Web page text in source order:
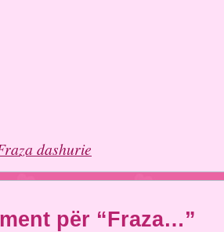
dashurie
për “Fraza…”